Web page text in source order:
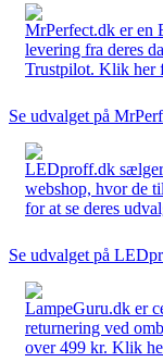
MrPerfect.dk er en
levering fra deres
Trustpilot. Klik her
Se udvalget på
LEDproff.dk sælger
webshop, hvor de
for at se deres
Se udvalget på
LampeGuru.dk er
returnering ved
over 499 kr. Klik